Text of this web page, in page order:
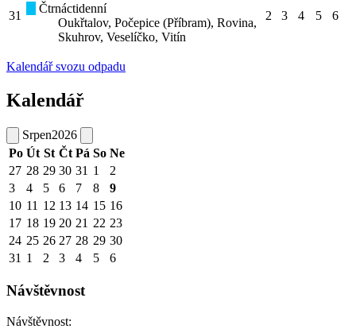
31
Čtrnáctidenní
Oukřtalov, Počepice (Příbram), Rovina,
Skuhrov, Veselíčko, Vitín
2 3 4 5 6
Kalendář svozu odpadu
Kalendář
Srpen2026
Po Út St Čt Pá So Ne
27 28 29 30 31 1
2
3
4 5 6 7 8
9
10 11 12 13 14 15 16
17 18 19 20 21 22 23
24 25 26 27 28 29 30
31 1 2 3 4 5 6
Návštěvnost
Návštěvnost: